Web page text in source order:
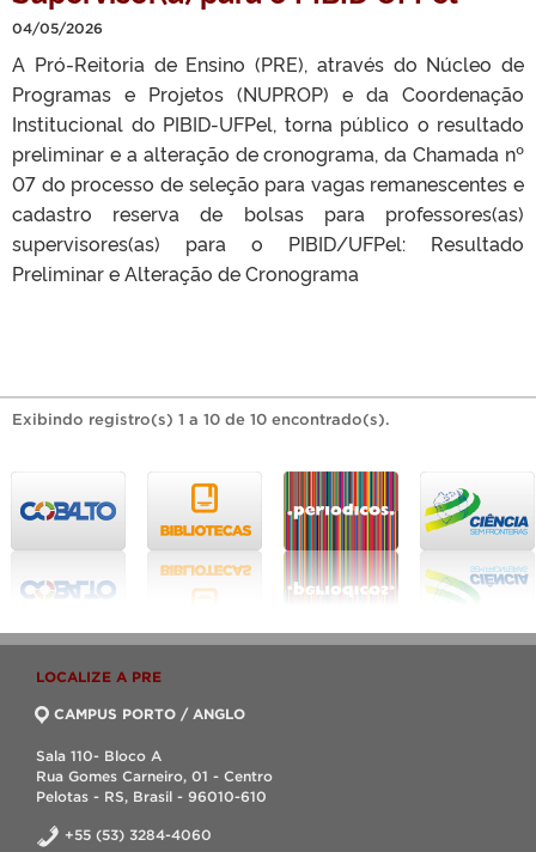
04/05/2026
A Pró-Reitoria de Ensino (PRE), através do Núcleo de
Programas e Projetos (NUPROP) e da Coordenação
Institucional do PIBID-UFPel, torna público o resultado
preliminar e a alteração de cronograma, da Chamada nº
07 do processo de seleção para vagas remanescentes e
cadastro reserva de bolsas para professores(as)
supervisores(as) para o PIBID/UFPel: Resultado
Preliminar e Alteração de Cronograma
Exibindo registro(s) 1 a 10 de 10 encontrado(s).
LOCALIZE A PRE
CAMPUS PORTO / ANGLO
Sala 110- Bloco A
Rua Gomes Carneiro, 01 - Centro
Pelotas - RS, Brasil - 96010-610
+55 (53) 3284-4060